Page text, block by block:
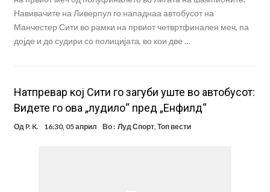
Навивачите на Ливерпул го нападнаа автобусот на
Манчестер Сити во рамки на првиот четвртфинален меч, па
дојде и до судири со полицијата, во кои две …
Натпревар кој Сити го загуби уште во автобусот:
Видете го ова „лудило“ пред „Енфилд“
Од P. K. 16:30, 05 април Во : Луд Спорт,Топ вести